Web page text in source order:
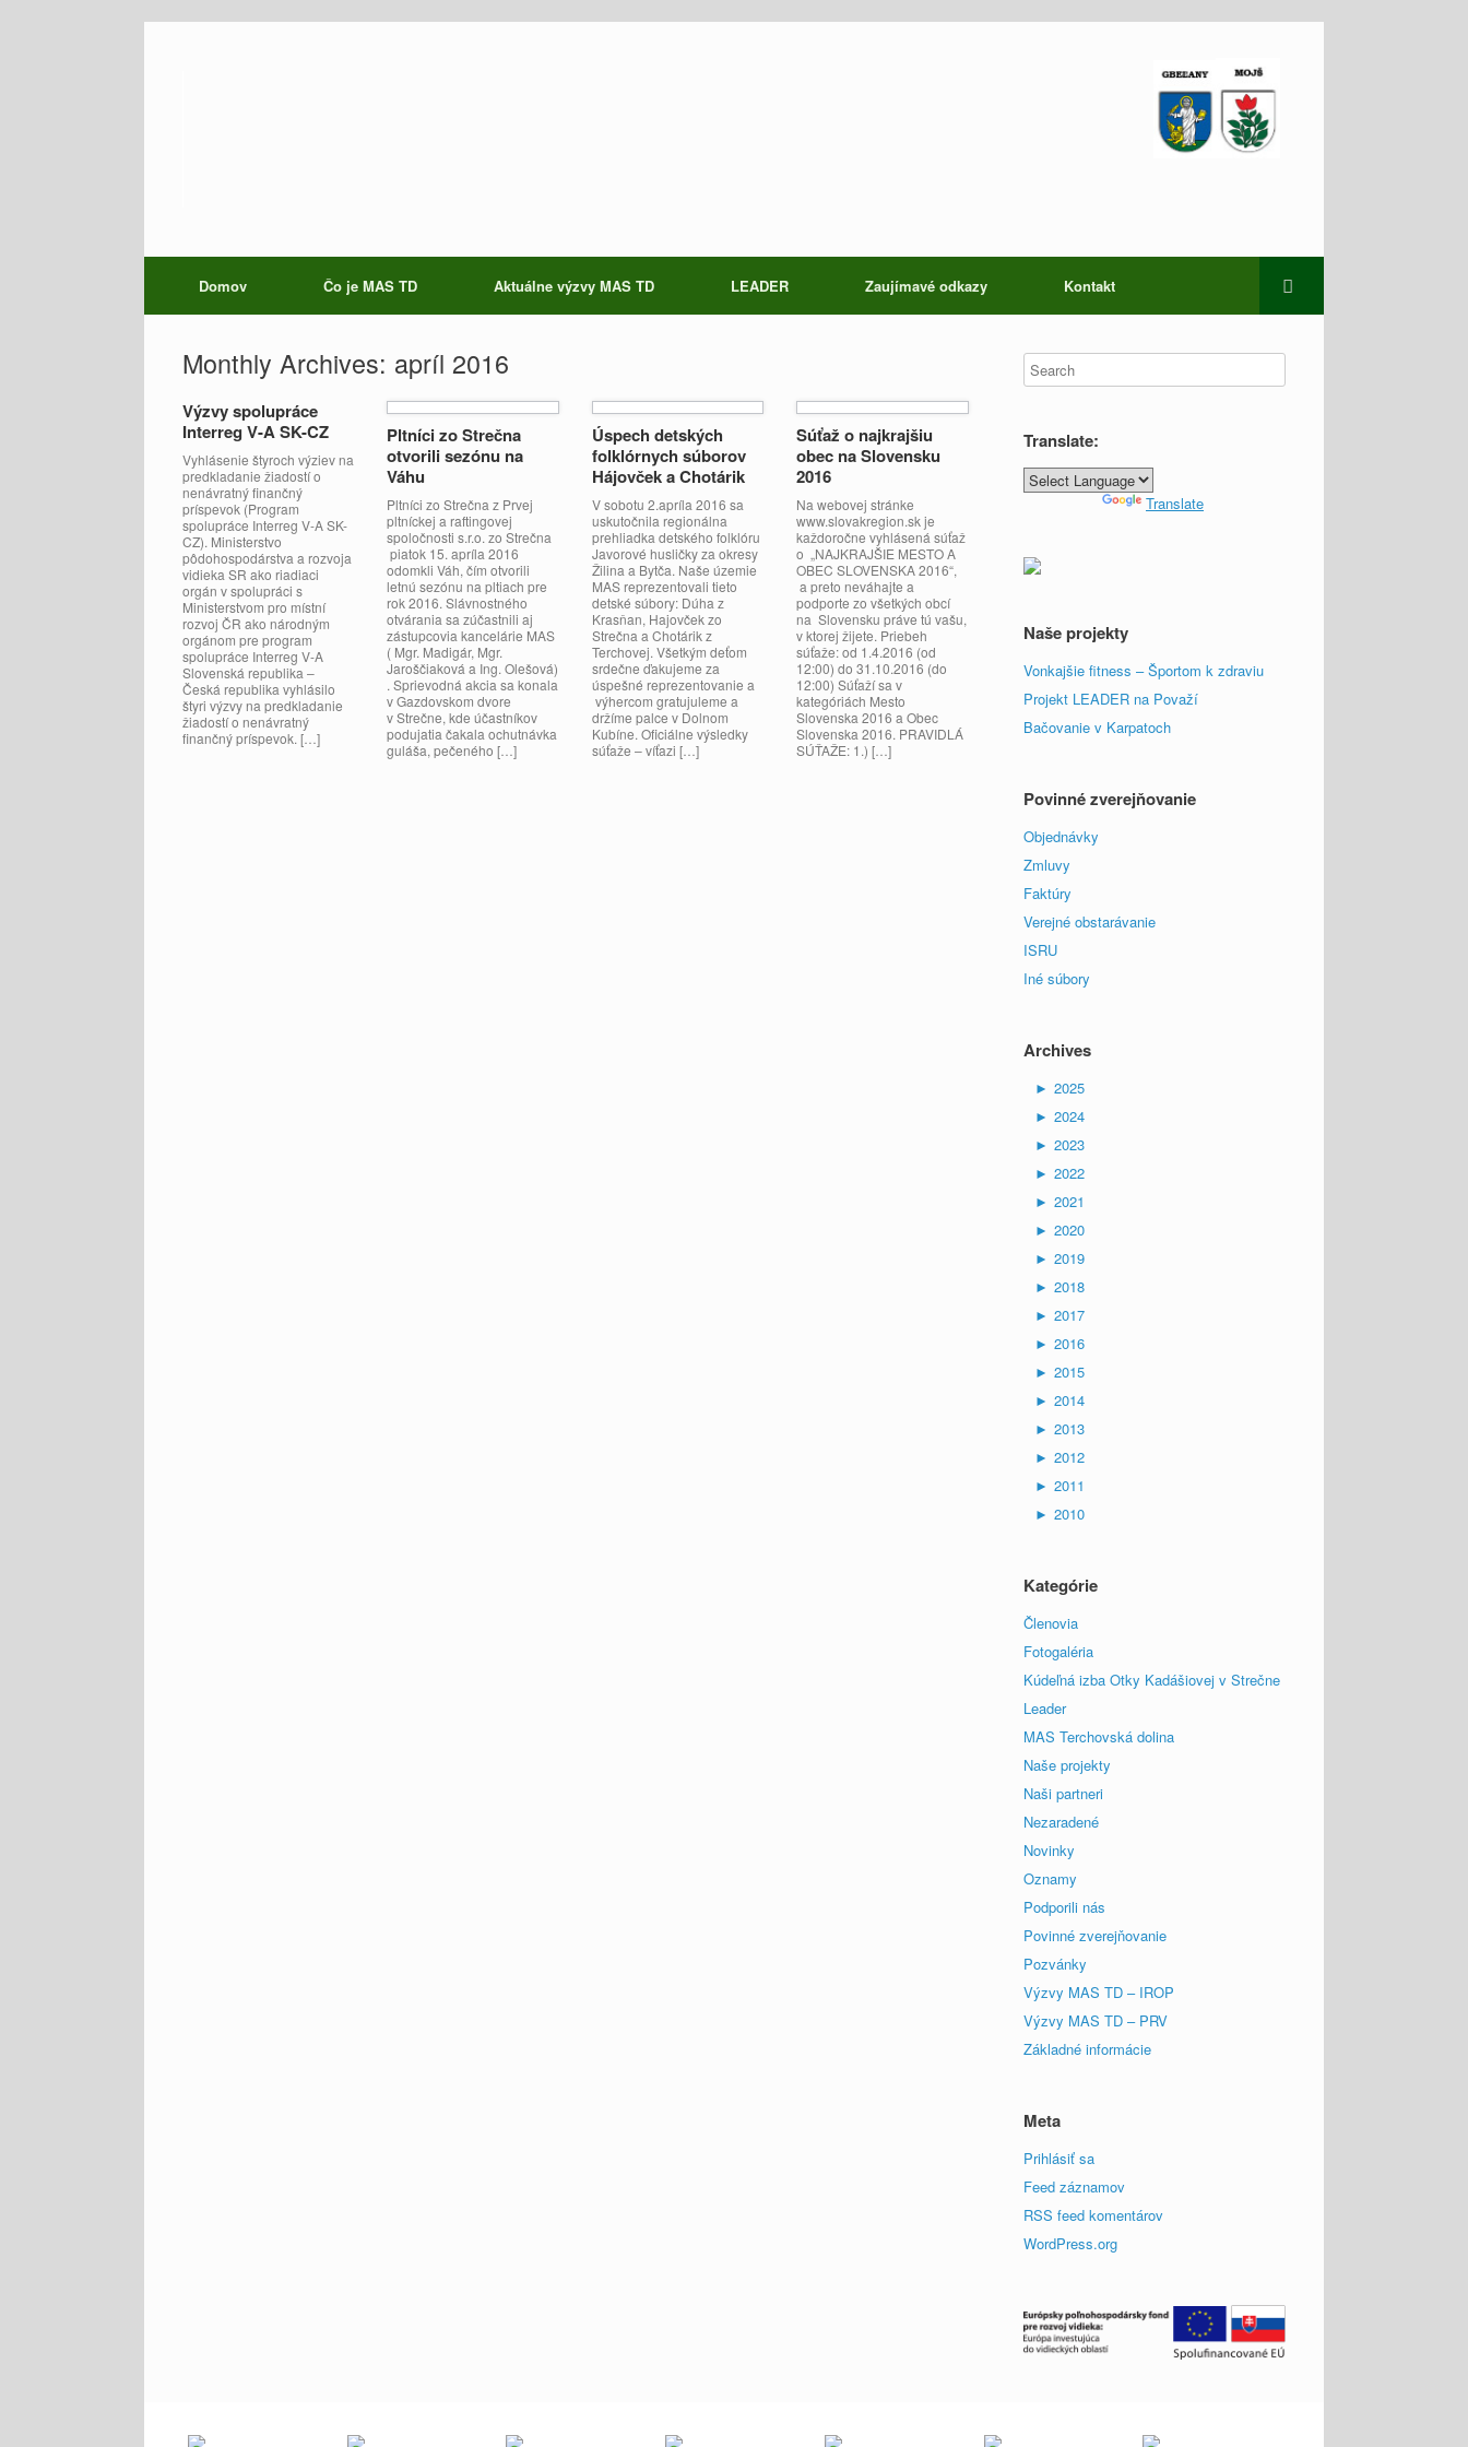
Domov Čo je MAS TD Aktuálne výzvy MAS TD LEADER Zaujímavé odkazy Kontakt
Monthly Archives: apríl 2016
Výzvy spolupráce
Interreg V-A SK-CZ
Vyhlásenie štyroch výziev na
predkladanie žiadostí o
nenávratný finančný
príspevok (Program
spolupráce Interreg V-A SK-
CZ). Ministerstvo
pôdohospodárstva a rozvoja
vidieka SR ako riadiaci
orgán v spolupráci s
Ministerstvom pro místní
rozvoj ČR ako národným
orgánom pre program
spolupráce Interreg V-A
Slovenská republika –
Česká republika vyhlásilo
štyri výzvy na predkladanie
žiadostí o nenávratný
finančný príspevok. […]
Pltníci zo Strečna
otvorili sezónu na
Váhu
Pltníci zo Strečna z Prvej
pltníckej a raftingovej
spoločnosti s.r.o. zo Strečna
piatok 15. apríla 2016
odomkli Váh, čím otvorili
letnú sezónu na pltiach pre
rok 2016. Slávnostného
otvárania sa zúčastnili aj
zástupcovia kancelárie MAS
( Mgr. Madigár, Mgr.
Jaroščiaková a Ing. Olešová)
. Sprievodná akcia sa konala
v Gazdovskom dvore
v Strečne, kde účastníkov
podujatia čakala ochutnávka
guláša, pečeného […]
Úspech detských
folklórnych súborov
Hájovček a Chotárik
V sobotu 2.apríla 2016 sa
uskutočnila regionálna
prehliadka detského folklóru
Javorové husličky za okresy
Žilina a Bytča. Naše územie
MAS reprezentovali tieto
detské súbory: Dúha z
Krasňan, Hajovček zo
Strečna a Chotárik z
Terchovej. Všetkým deťom
srdečne ďakujeme za
úspešné reprezentovanie a
výhercom gratujuleme a
držíme palce v Dolnom
Kubíne. Oficiálne výsledky
súťaže – víťazi […]
Súťaž o najkrajšiu
obec na Slovensku
2016
Na webovej stránke
www.slovakregion.sk je
každoročne vyhlásená súťaž
o „NAJKRAJŠIE MESTO A
OBEC SLOVENSKA 2016“,
a preto neváhajte a
podporte zo všetkých obcí
na Slovensku práve tú vašu,
v ktorej žijete. Priebeh
súťaže: od 1.4.2016 (od
12:00) do 31.10.2016 (do
12:00) Súťaží sa v
kategóriách Mesto
Slovenska 2016 a Obec
Slovenska 2016. PRAVIDLÁ
SÚŤAŽE: 1.) […]
Translate:
Powered by Translate
Naše projekty
Vonkajšie fitness – Športom k zdraviu
Projekt LEADER na Považí
Bačovanie v Karpatoch
Povinné zverejňovanie
Objednávky
Zmluvy
Faktúry
Verejné obstarávanie
ISRU
Iné súbory
Archives
► 2025
► 2024
► 2023
► 2022
► 2021
► 2020
► 2019
► 2018
► 2017
► 2016
► 2015
► 2014
► 2013
► 2012
► 2011
► 2010
Kategórie
Členovia
Fotogaléria
Kúdeľná izba Otky Kadášiovej v Strečne
Leader
MAS Terchovská dolina
Naše projekty
Naši partneri
Nezaradené
Novinky
Oznamy
Podporili nás
Povinné zverejňovanie
Pozvánky
Výzvy MAS TD – IROP
Výzvy MAS TD – PRV
Základné informácie
Meta
Prihlásiť sa
Feed záznamov
RSS feed komentárov
WordPress.org